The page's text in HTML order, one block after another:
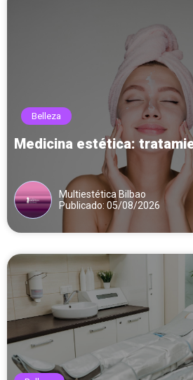
Belleza
Medicina estética:
Multiestética Bilbao
Publicado: 05/08/2026